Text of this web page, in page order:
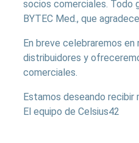
socios comerciales. Todo
BYTEC Med., que
En breve celebraremos
distribuidores y
comerciales.
Estamos deseando
El equipo de Celsius42